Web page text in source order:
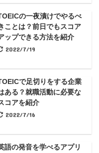
の一夜漬けでやるべ
ことは？前日でもスコア
ップできる方法を紹介
2022/7/19
で足切りをする企業
ある？就職活動に必要な
コアを紹介
2022/7/16
語の発音を学べるアプリ